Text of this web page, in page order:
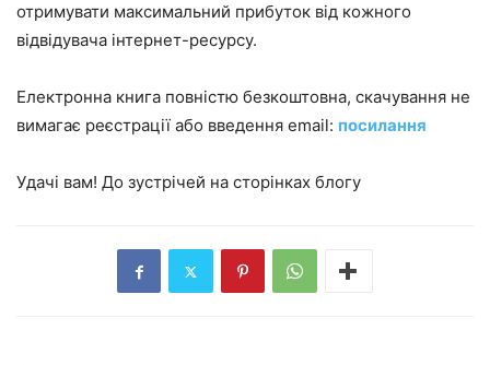
отримувати максимальний прибуток від кожного
відвідувача інтернет-ресурсу.
Електронна книга повністю безкоштовна, скачування не
вимагає реєстрації або введення email: посилання
Удачі вам! До зустрічей на сторінках блогу